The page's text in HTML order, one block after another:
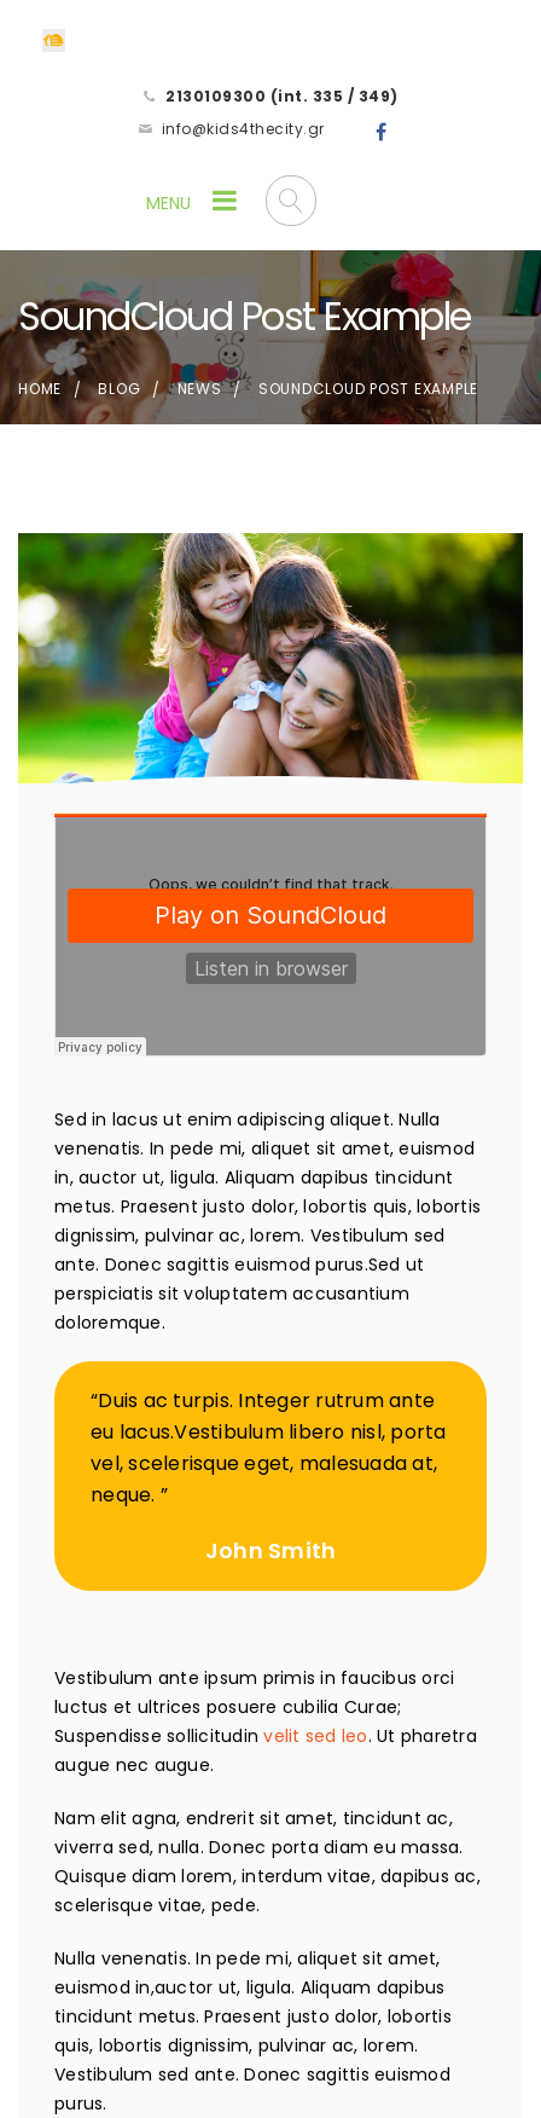
2130109300 (int. 335 / 349)
info@kids4thecity.gr
SoundCloud Post Example
HOME BLOG NEWS SOUNDCLOUD POST EXAMPLE
Sed in lacus ut enim adipiscing aliquet. Nulla
venenatis. In pede mi, aliquet sit amet, euismod
in, auctor ut, ligula. Aliquam dapibus tincidunt
metus. Praesent justo dolor, lobortis quis, lobortis
dignissim, pulvinar ac, lorem. Vestibulum sed
ante. Donec sagittis euismod purus.Sed ut
perspiciatis sit voluptatem accusantium
doloremque.
“Duis ac turpis. Integer rutrum ante
eu lacus.Vestibulum libero nisl, porta
vel, scelerisque eget, malesuada at,
neque. ”
John Smith
Vestibulum ante ipsum primis in faucibus orci
luctus et ultrices posuere cubilia Curae;
Suspendisse sollicitudinvelit sed leo. Ut pharetra
augue nec augue.
Nam elit agna, endrerit sit amet, tincidunt ac,
viverra sed, nulla. Donec porta diam eu massa.
Quisque diam lorem, interdum vitae, dapibus ac,
scelerisque vitae, pede.
Nulla venenatis. In pede mi, aliquet sit amet,
euismod in,auctor ut, ligula. Aliquam dapibus
tincidunt metus. Praesent justo dolor, lobortis
quis, lobortis dignissim, pulvinar ac, lorem.
Vestibulum sed ante. Donec sagittis euismod
purus.